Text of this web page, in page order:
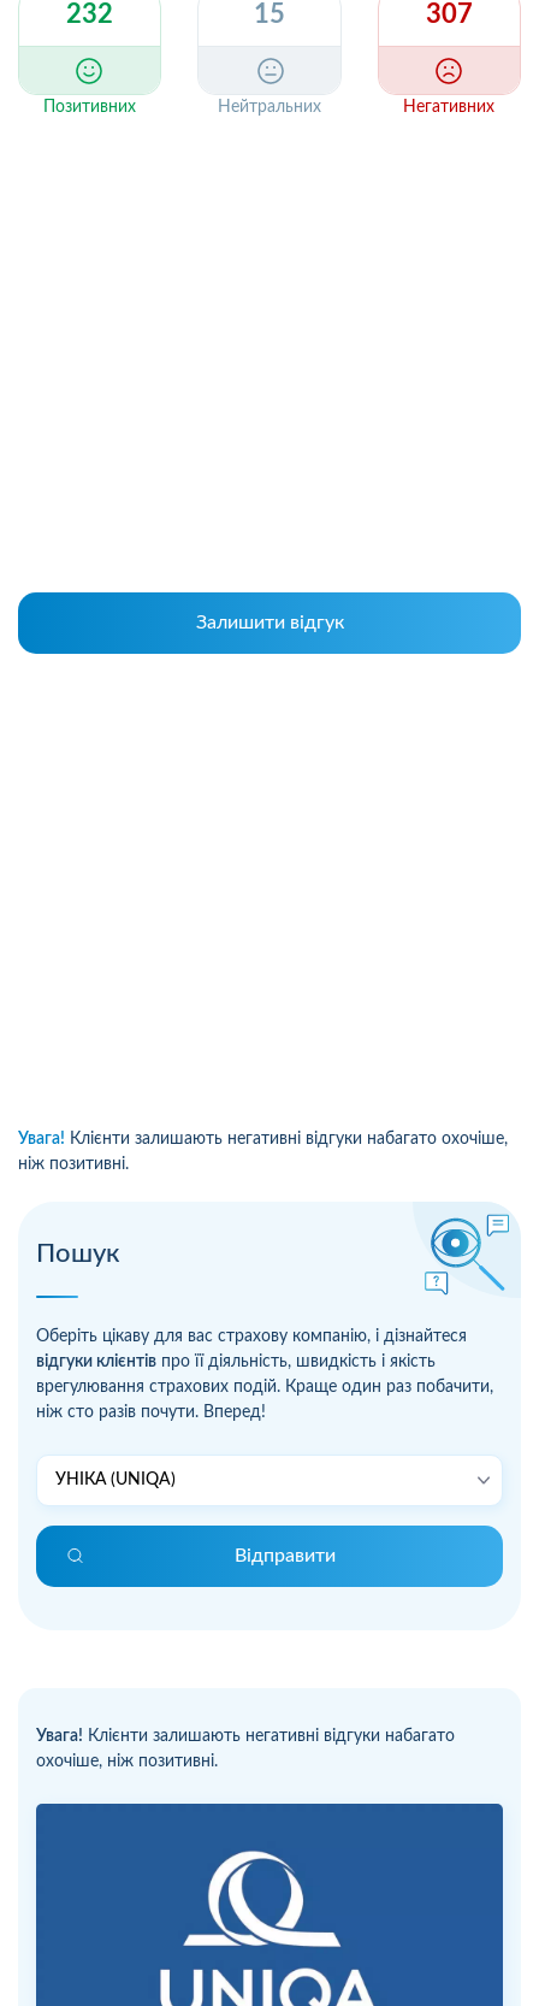
232
Позитивних
15
Нейтральних
307
Негативних
Залишити відгук
Увага! Клієнти залишають негативні відгуки набагато охочіше,
ніж позитивні.
Пошук
Оберіть цікаву для вас страхову компанію, і дізнайтеся
відгуки клієнтів про її діяльність, швидкість і якість
врегулювання страхових подій. Краще один раз побачити,
ніж сто разів почути. Вперед!
Відправити
Увага! Клієнти залишають негативні відгуки набагато
охочіше, ніж позитивні.